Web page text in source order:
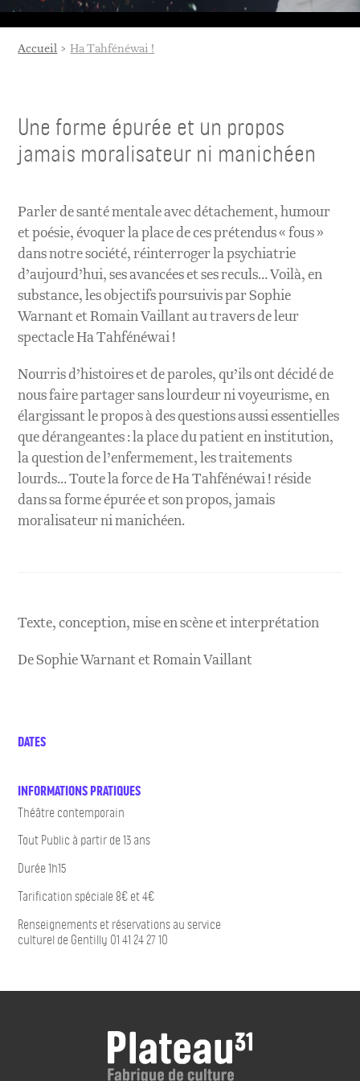
Accueil Ha Tahfénéwai !
Une forme épurée et un propos
jamais moralisateur ni manichéen
Parler de santé mentale avec détachement, humour
et poésie, évoquer la place de ces prétendus « fous »
dans notre société, réinterroger la psychiatrie
d’aujourd’hui, ses avancées et ses reculs… Voilà, en
substance, les objectifs poursuivis par Sophie
Warnant et Romain Vaillant au travers de leur
spectacle Ha Tahfénéwai !
Nourris d’histoires et de paroles, qu’ils ont décidé de
nous faire partager sans lourdeur ni voyeurisme, en
élargissant le propos à des questions aussi essentielles
que dérangeantes : la place du patient en institution,
la question de l’enfermement, les traitements
lourds… Toute la force de Ha Tahfénéwai ! réside
dans sa forme épurée et son propos, jamais
moralisateur ni manichéen.
Texte, conception, mise en scène et interprétation
De Sophie Warnant et Romain Vaillant
DATES
INFORMATIONS PRATIQUES
Théâtre contemporain
Tout Public à partir de 13 ans
Durée 1h15
Tarification spéciale 8€ et 4€
Renseignements et réservations au service
culturel de Gentilly 01 41 24 27 10